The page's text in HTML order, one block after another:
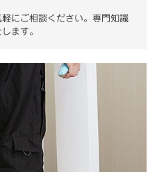
にご相談ください。専門知識
ます。